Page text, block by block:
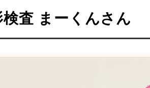
査 まーくんさん